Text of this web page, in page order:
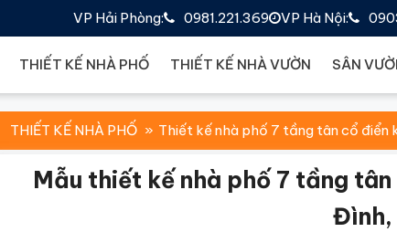
VP Hà Nội:
VP Hải Phòng: 0981.221.369
THIẾT KẾ NHÀ PHỐ THIẾT KẾ NHÀ VƯỜN SÂN
THIẾT KẾ NHÀ PHỐ Thiết kế nhà phố 7 tầng tân cổ điển
Mẫu thiết kế nhà phố 7 tầng
Đình,